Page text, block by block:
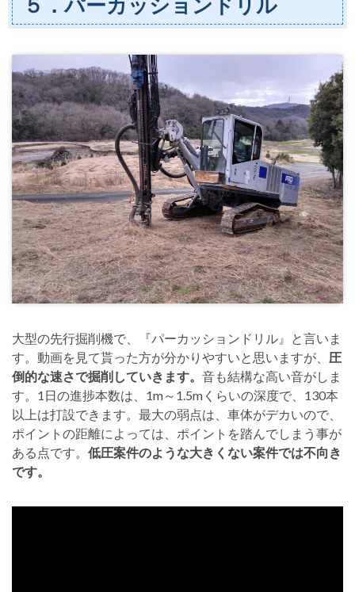
大型の先行掘削機で、『パーカッションドリル』と言いま
す。動画を見て貰った方が分かりやすいと思いますが、 圧
倒的な速さで掘削していきます。 音も結構な高い音がしま
す。1日の進捗本数は、1m～1.5mくらいの深度で、130本
以上は打設できます。最大の弱点は、車体がデカいので、
ポイントの距離によっては、ポイントを踏んでしまう事が
ある点です。 低圧案件のような大きくない案件では不向き
です。